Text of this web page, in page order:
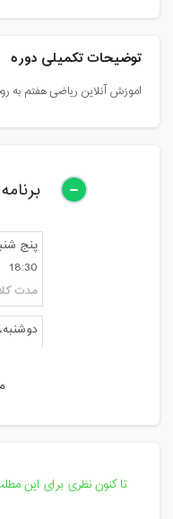
توضیحات تکمیلی دوره
اموزش آنلاین ریاضی هفتم به
18:30
مدت کلاس :
مدت کلاس :
تا کنون نظری برای این